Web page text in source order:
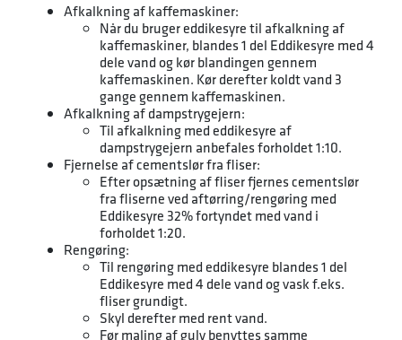
Afkalkning af kaffemaskiner:
Når du bruger eddikesyre til afkalkning af
kaffemaskiner, blandes 1 del Eddikesyre med 4
dele vand og kør blandingen gennem
kaffemaskinen. Kør derefter koldt vand 3
gange gennem kaffemaskinen.
Afkalkning af dampstrygejern:
Til afkalkning med eddikesyre af
dampstrygejern anbefales forholdet 1:10.
Fjernelse af cementslør fra fliser:
Efter opsætning af fliser fjernes cementslør
fra fliserne ved aftørring/rengøring med
Eddikesyre 32% fortyndet med vand i
forholdet 1:20.
Rengøring:
Til rengøring med eddikesyre blandes 1 del
Eddikesyre med 4 dele vand og vask f.eks.
fliser grundigt.
Skyl derefter med rent vand.
Før maling af gulv benyttes samme